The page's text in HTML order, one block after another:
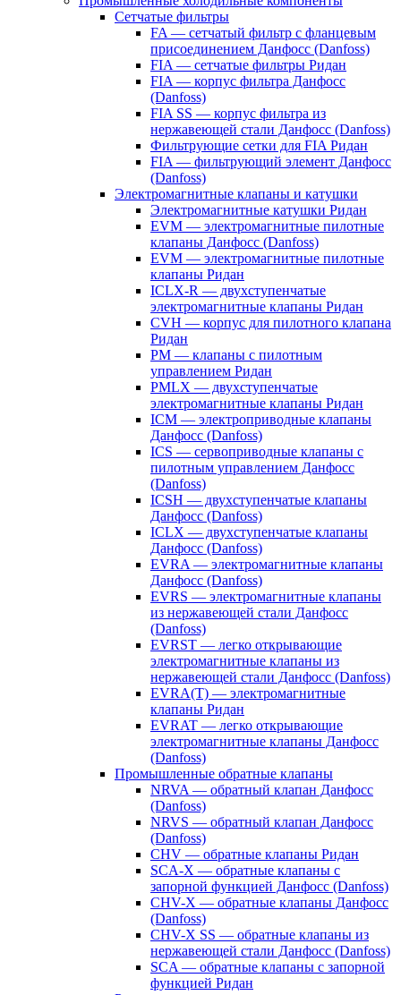
Сетчатые фильтры
FA — сетчатый фильтр с фланцевым
присоединением Данфосс (Danfoss)
FIA — сетчатые фильтры Ридан
FIA — корпус фильтра Данфосс
(Danfoss)
FIA SS — корпус фильтра из
нержавеющей стали Данфосс (Danfoss)
Фильтрующие сетки для FIA Ридан
FIA — фильтрующий элемент Данфосс
(Danfoss)
Электромагнитные клапаны и катушки
Электромагнитные катушки Ридан
EVM — электромагнитные пилотные
клапаны Данфосс (Danfoss)
EVM — электромагнитные пилотные
клапаны Ридан
ICLX-R — двухступенчатые
электромагнитные клапаны Ридан
CVH — корпус для пилотного клапана
Ридан
PM — клапаны с пилотным
управлением Ридан
PMLX — двухступенчатые
электромагнитные клапаны Ридан
ICM — электроприводные клапаны
Данфосс (Danfoss)
ICS — сервоприводные клапаны с
пилотным управлением Данфосс
(Danfoss)
ICSH — двухступенчатые клапаны
Данфосс (Danfoss)
ICLX — двухступенчатые клапаны
Данфосс (Danfoss)
EVRA — электромагнитные клапаны
Данфосс (Danfoss)
EVRS — электромагнитные клапаны
из нержавеющей стали Данфосс
(Danfoss)
EVRST — легко открывающие
электромагнитные клапаны из
нержавеющей стали Данфосс (Danfoss)
EVRA(T) — электромагнитные
клапаны Ридан
EVRAT — легко открывающие
электромагнитные клапаны Данфосс
(Danfoss)
Промышленные обратные клапаны
NRVA — обратный клапан Данфосс
(Danfoss)
NRVS — обратный клапан Данфосс
(Danfoss)
CHV — обратные клапаны Ридан
SCA-X — обратные клапаны с
запорной функцией Данфосс (Danfoss)
CHV-X — обратные клапаны Данфосс
(Danfoss)
CHV-X SS — обратные клапаны из
нержавеющей стали Данфосс (Danfoss)
SCA — обратные клапаны с запорной
функцией Ридан